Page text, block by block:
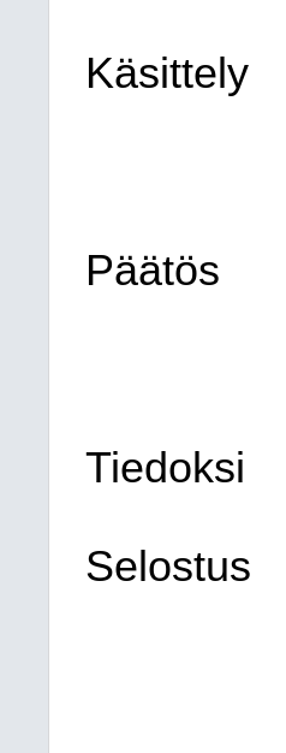
Käsittely
Päätös
Tiedoksi
Selostus